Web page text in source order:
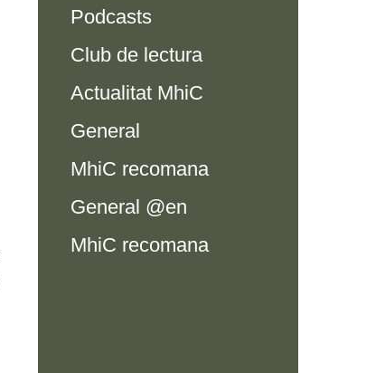
Podcasts
Club de lectura
Actualitat MhiC
General
MhiC recomana
General @en
MhiC recomana